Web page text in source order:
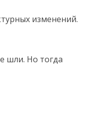
изменений.
шли. Но тогда